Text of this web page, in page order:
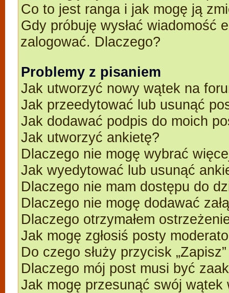
Co to jest ranga i jak mogę ją
Gdy próbuję wysłać wiadomość
zalogować. Dlaczego?
Problemy z pisaniem
Jak utworzyć nowy wątek na
Jak przeedytować lub usunąć
Jak dodawać podpis do moich
Jak utworzyć ankietę?
Dlaczego nie mogę wybrać
Jak wyedytować lub usunąć
Dlaczego nie mam dostępu do
Dlaczego nie mogę dodawać
Dlaczego otrzymałem
Jak mogę zgłosiś posty
Do czego służy przycisk
Dlaczego mój post musi być
Jak mogę przesunąć swój wątek